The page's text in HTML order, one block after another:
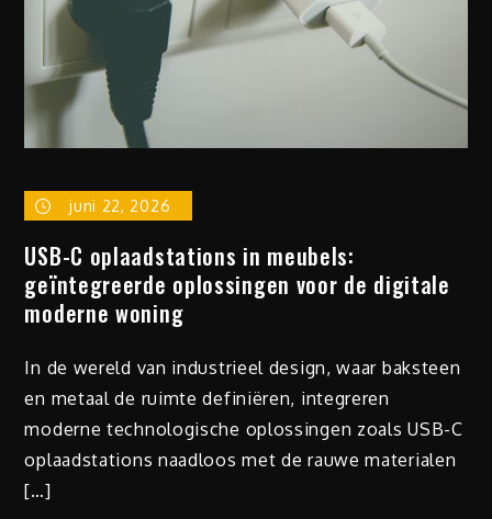
juni 22, 2026
USB-C oplaadstations in meubels:
geïntegreerde oplossingen voor de digitale
moderne woning
In de wereld van industrieel design, waar baksteen
en metaal de ruimte definiëren, integreren
moderne technologische oplossingen zoals USB-C
oplaadstations naadloos met de rauwe materialen
[…]